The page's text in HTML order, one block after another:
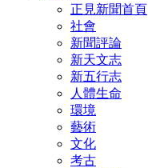
正見新聞首頁
社會
新聞評論
新天文志
新五行志
人體生命
環境
藝術
文化
考古